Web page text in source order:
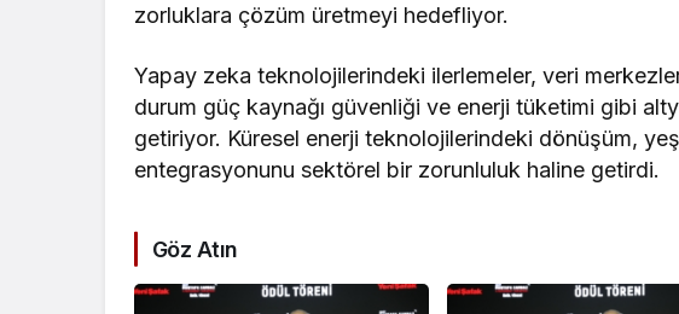
zorluklara çözüm üretmeyi hedefliyor.
Yapay zeka teknolojilerindeki ilerlemeler, veri
durum güç kaynağı güvenliği ve enerji tüketimi gibi
getiriyor. Küresel enerji teknolojilerindeki dönüşüm,
entegrasyonunu sektörel bir zorunluluk haline getirdi.
Göz Atın